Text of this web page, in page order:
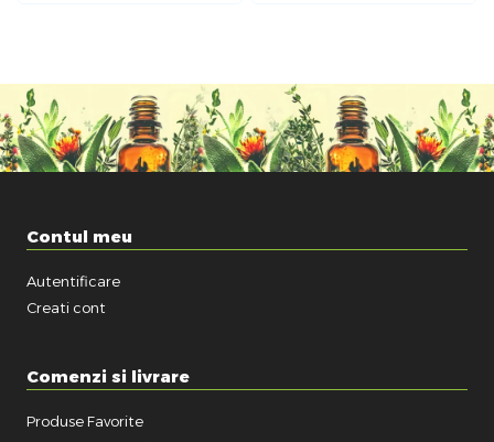
Contul meu
Autentificare
Creati cont
Comenzi si livrare
Produse Favorite